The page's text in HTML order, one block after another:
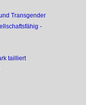
Transgender
-
tailliert